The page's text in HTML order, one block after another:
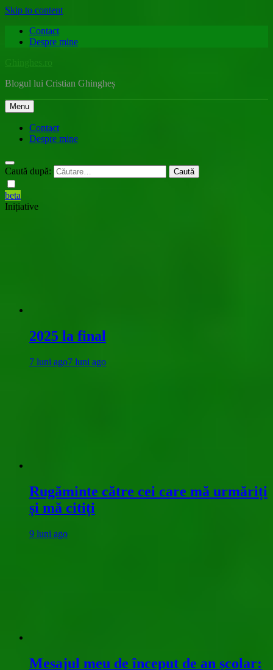
Skip to content
Contact
Despre mine
Blogul lui Cristian Ghingheș
Menu
Contact
Despre mine
Caută după:
beta
Inițiative
2025 la final
7 luni ago7 luni ago
Rugăminte către cei care mă urmăriți
și mă citiți
9 luni ago
Mesajul meu de început de an școlar: